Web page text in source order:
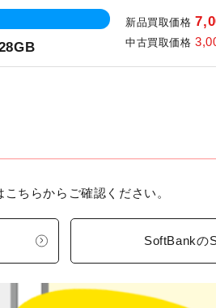
新品買取価格
中古買取価格
ちらからご確認ください。
SoftBankの